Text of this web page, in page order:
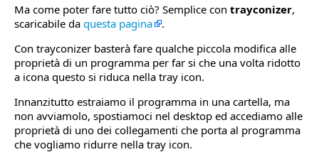
Ma come poter fare tutto ciò? Semplice con trayconizer,
scaricabile da questa pagina
.
Con trayconizer basterà fare qualche piccola modifica alle
proprietà di un programma per far si che una volta ridotto
a icona questo si riduca nella tray icon.
Innanzitutto estraiamo il programma in una cartella, ma
non avviamolo, spostiamoci nel desktop ed accediamo alle
proprietà di uno dei collegamenti che porta al programma
che vogliamo ridurre nella tray icon.